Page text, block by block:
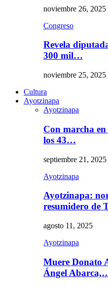
noviembre 26, 2025
Congreso
Revela
300 mil…
noviembre 25, 2025
Cultura
Ayotzinapa
Ayotzinapa
Con marcha
los 43…
septiembre 21, 2025
Ayotzinapa
Ayotzinapa:
resumidero de
agosto 11, 2025
Ayotzinapa
Muere Donato
Ángel